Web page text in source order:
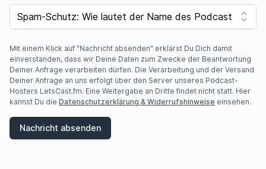
F
O
A
R
E
A
H
U
SPAM CAPTCHA
Mit einem Klick auf "Nachricht absenden" erklärst Du Dich damit
einverstanden, dass wir Deine Daten zum Zwecke der Beantwortung
Deiner Anfrage verarbeiten dürfen. Die Verarbeitung und der Versand
Deiner Anfrage an uns erfolgt über den Server unseres Podcast-
Hosters LetsCast.fm. Eine Weitergabe an Dritte findet nicht statt. Hier
kannst Du die Datenschutzerklärung & Widerrufshinweise einsehen.
Nachricht absenden